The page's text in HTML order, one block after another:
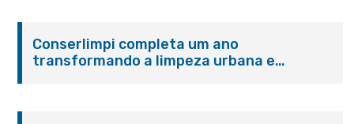
Conserlimpi completa um ano
transformando a limpeza urbana e